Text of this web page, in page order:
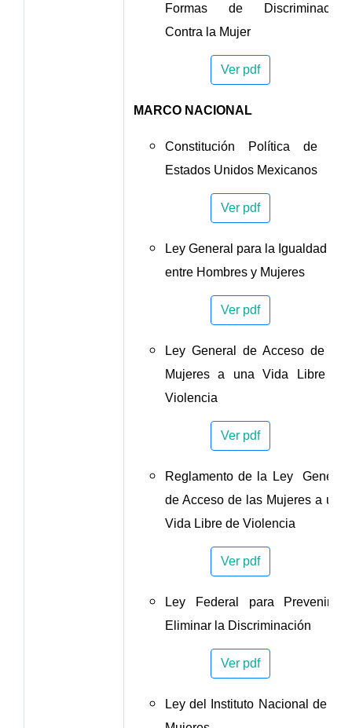
Formas de Discriminación
Contra la Mujer
Ver pdf
MARCO NACIONAL
Constitución Política de los
Estados Unidos Mexicanos
Ver pdf
Ley General para la Igualdad
entre Hombres y Mujeres
Ver pdf
Ley General de Acceso de las
Mujeres a una Vida Libre de
Violencia
Ver pdf
Reglamento de la Ley General
de Acceso de las Mujeres a una
Vida Libre de Violencia
Ver pdf
Ley Federal para Prevenir y
Eliminar la Discriminación
Ver pdf
Ley del Instituto Nacional de las